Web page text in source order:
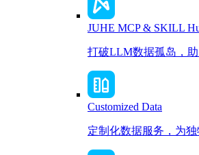
JUHE MCP & SKILL
打破LLM数据孤岛，
Customized Data
定制化数据服务，为